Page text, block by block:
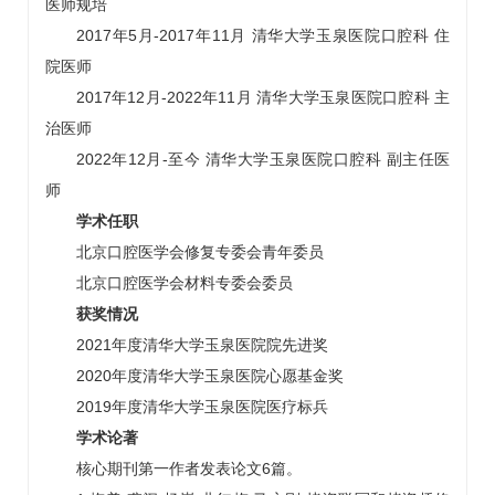
医师规培
2017年5月-2017年11月 清华大学玉泉医院口腔科 住
院医师
2017年12月-2022年11月 清华大学玉泉医院口腔科主
治医师
2022年12月-至今 清华大学玉泉医院口腔科 副主任医
师
学术任职
北京口腔医学会修复专委会青年委员
北京口腔医学会材料专委会委员
获奖情况
2021年度清华大学玉泉医院院先进奖
2020年度清华大学玉泉医院心愿基金奖
2019年度清华大学玉泉医院医疗标兵
学术论著
核心期刊第一作者发表论文6篇。